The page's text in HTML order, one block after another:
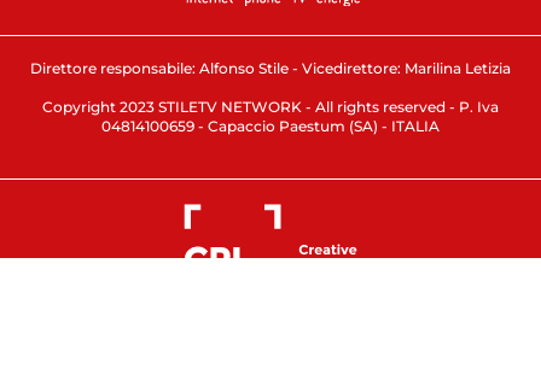
Direttore responsabile: Alfonso Stile - Vicedirettore: Marilina Letizia
Copyright 2023 STILETV NETWORK - All rights reserved - P. Iva
04814100659 - Capaccio Paestum (SA) - ITALIA